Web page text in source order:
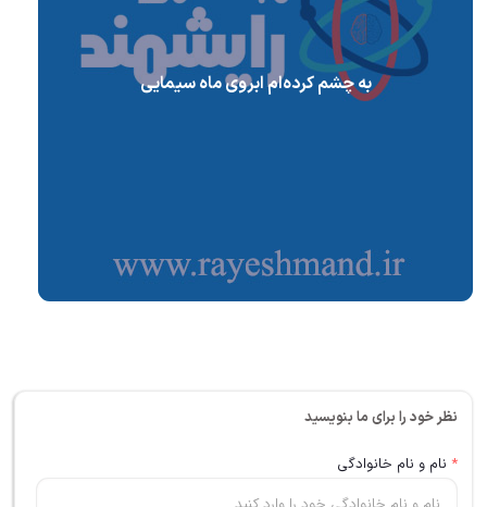
به چشم کرده‌ام ابروی ماه سیمایی
نظر خود را برای ما بنویسید
* نام و نام خانوادگی